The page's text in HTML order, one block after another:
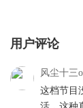
用户评论
风尘十三o
这档节目